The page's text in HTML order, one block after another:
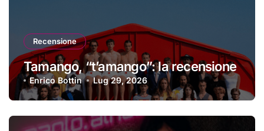
Recensione
Tamango, “t’amango”: la recensione
Enrico Bottin Lug 29, 2026